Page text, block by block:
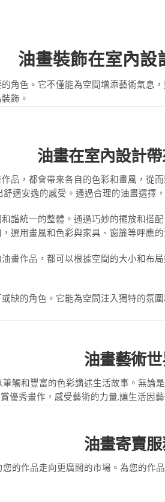
油畫裝飾在室內設
角色。它不僅能為空間增添藝術氣息
飾。
油畫在室內設計
品，都會帶來各自的色彩和畫風，從
適安逸的感受。通過合理的油畫選擇
諧統一的整體。通過巧妙的擺放和搭
選用畫風和色彩與家具、窗簾等呼應
畫作品，都可以根據空間的大小和布
缺的角色。它能為空間注入獨特的氛
油畫藝術
觸和豐富的色彩講述生活故事。無
優秀畫作，感受藝術的力量,讓生活因
油畫寄賣
的作品走向更廣闊的市場。為您的作